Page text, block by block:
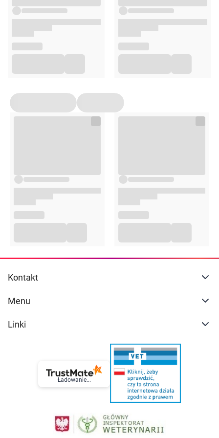
Sposób użycia
Po umyciu włosów szamponem, nałóż odpowiednią ilość
produktu. Odczekaj około 5 minut, aby składniki odżywcze
zostały wchłonięte i dokładnie spłucz wodą.
Kontakt
Menu
Linki
Ładowanie...